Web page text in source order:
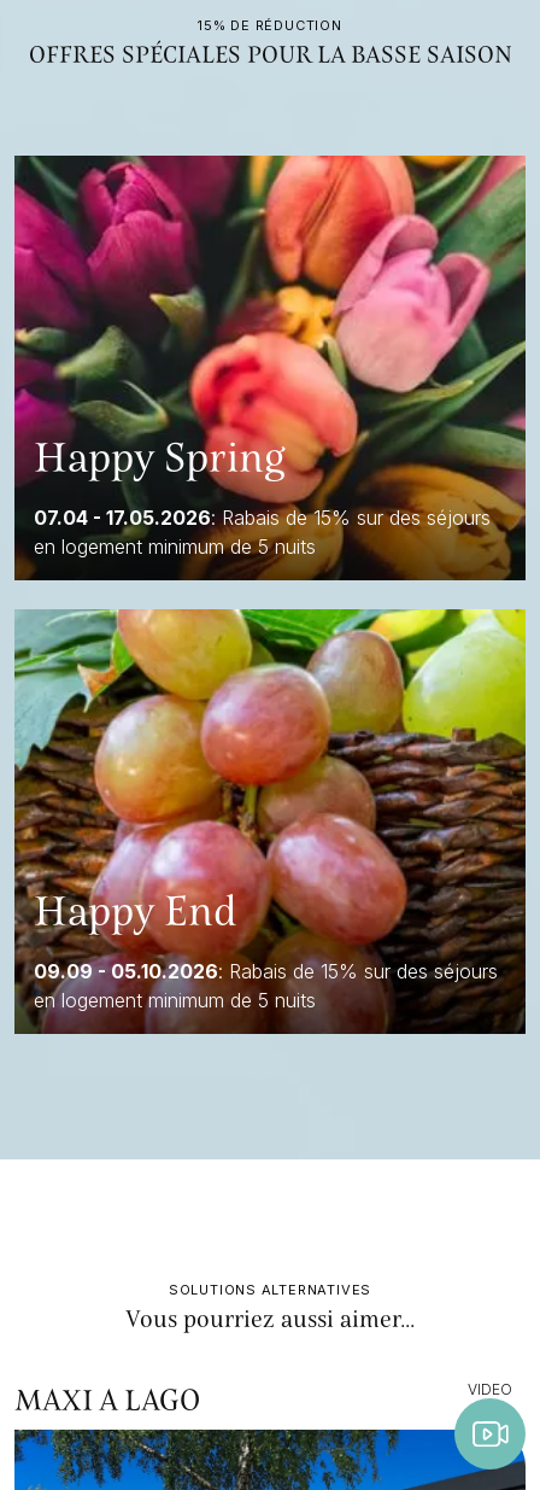
15% DE RÉDUCTION
OFFRES SPÉCIALES POUR LA BASSE SAISON
Happy Spring
07.04 - 17.05.2026: Rabais de 15% sur des séjours
en logement minimum de 5 nuits
Happy End
09.09 - 05.10.2026: Rabais de 15% sur des séjours
en logement minimum de 5 nuits
SOLUTIONS ALTERNATIVES
Vous pourriez aussi aimer...
MAXI A LAGO VIDEO